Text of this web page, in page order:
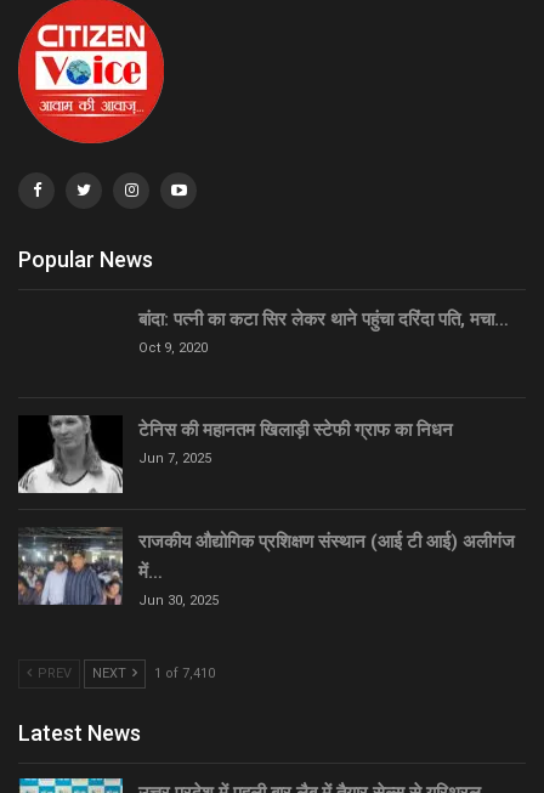
Popular News
बांदा: पत्नी का कटा सिर लेकर थाने पहुंचा दरिंदा पति, मचा…
Oct 9, 2020
टेनिस की महानतम खिलाड़ी स्टेफी ग्राफ का निधन
Jun 7, 2025
राजकीय औद्योगिक प्रशिक्षण संस्थान (आई टी आई) अलीगंज
में…
Jun 30, 2025
PREV NEXT 1 of 7,410
Latest News